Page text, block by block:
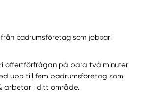
badrumsföretag som jobbar i
offertförfrågan på bara två minuter
upp till fem badrumsföretag som
arbetar i ditt område.